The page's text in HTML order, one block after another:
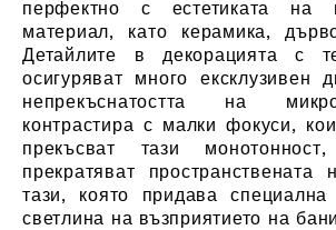
перфектно с естетиката на
материал, като керамика,
Детайлите в декорацията с
осигуряват много ексклузивен
непрекъснатостта на
контрастира с малки фокуси,
прекъсват тази
прекратяват пространствената
тази, която придава специална
светлина на възприятието на